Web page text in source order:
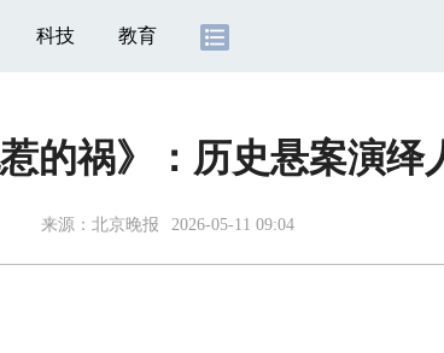
科技 教育
的祸》：历史悬案演绎
来源： 北京晚报 2026-05-11 09:04